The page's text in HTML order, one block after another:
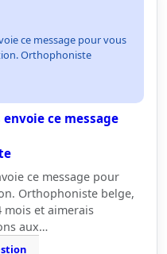
ce message pour vous
Orthophoniste
ce message
ce message pour
Orthophoniste belge,
mois et aimerais
aux…